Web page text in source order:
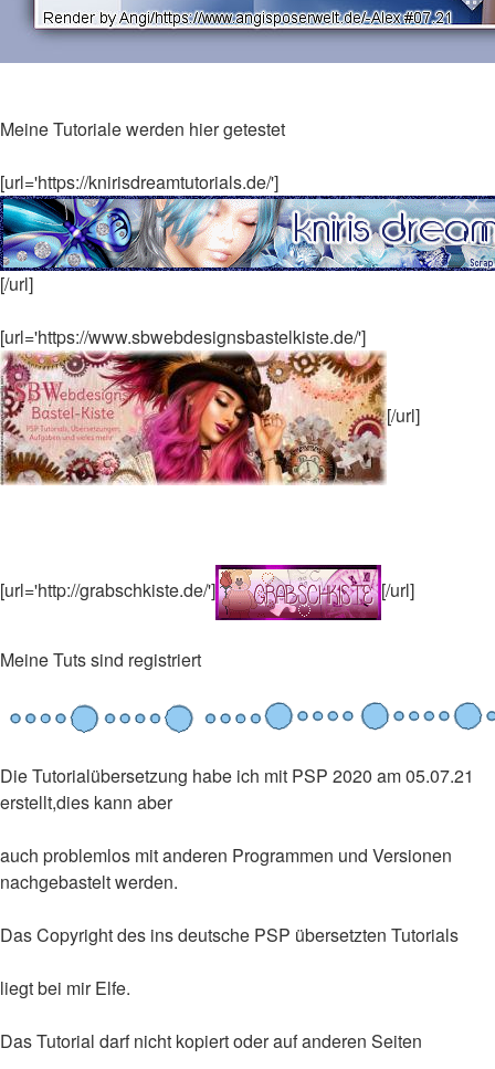
Meine Tutoriale werden hier getestet
[url='https://knirisdreamtutorials.de/']
[/url]
[url='https://www.sbwebdesignsbastelkiste.de/']
[/url]
[url='http://grabschkiste.de/'] [/url]
Meine Tuts sind registriert
Die Tutorialübersetzung habe ich mit PSP 2020 am 05.07.21
erstellt,dies kann aber
auch problemlos mit anderen Programmen und Versionen
nachgebastelt werden.
Das Copyright des ins deutsche PSP übersetzten Tutorials
liegt bei mir Elfe.
Das Tutorial darf nicht kopiert oder auf anderen Seiten